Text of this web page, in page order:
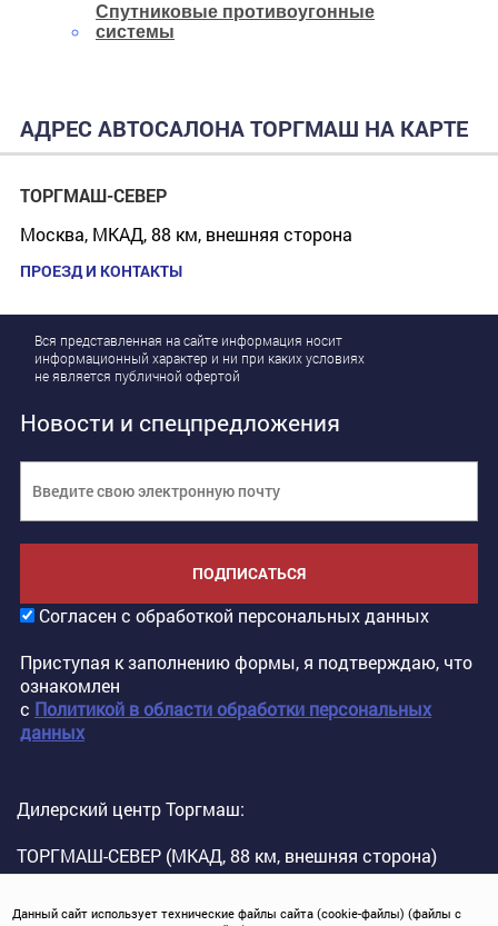
Спутниковые противоугонные
системы
Данный сайт использует технические файлы сайта (cookie-файлы) (файлы с
АДРЕС АВТОСАЛОНА ТОРГМАШ НА КАРТЕ
ТОРГМАШ-СЕВЕР
Москва, МКАД, 88 км, внешняя сторона
ПРОЕЗД И КОНТАКТЫ
Вся представленная на сайте информация носит
информационный характер и ни при каких условиях
не является публичной офертой
Новости и спецпредложения
ПОДПИСАТЬСЯ
Согласен с обработкой персональных данных
Приступая к заполнению формы, я подтверждаю, что
ознакомлен
с Политикой в области обработки персональных
данных
Дилерский центр Торгмаш:
ТОРГМАШ-СЕВЕР (МКАД, 88 км, внешняя сторона)